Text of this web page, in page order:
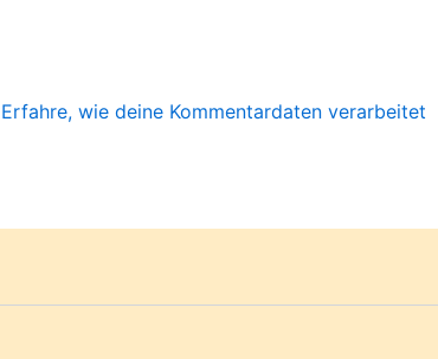
Erfahre, wie deine Kommentardaten verarbeitet